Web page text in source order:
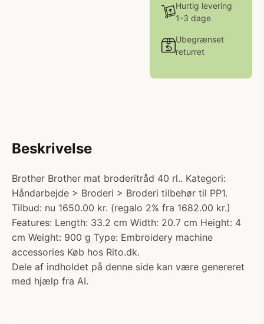
Hurtig levering
1-3 dage
Ubegrænset
returret
Beskrivelse
Brother Brother mat broderitråd 40 rl.. Kategori:
Håndarbejde > Broderi > Broderi tilbehør til PP1.
Tilbud: nu 1650.00 kr. (regalo 2% fra 1682.00 kr.)
Features: Length: 33.2 cm Width: 20.7 cm Height: 4
cm Weight: 900 g Type: Embroidery machine
accessories Køb hos Rito.dk.
Dele af indholdet på denne side kan være genereret
med hjælp fra AI.